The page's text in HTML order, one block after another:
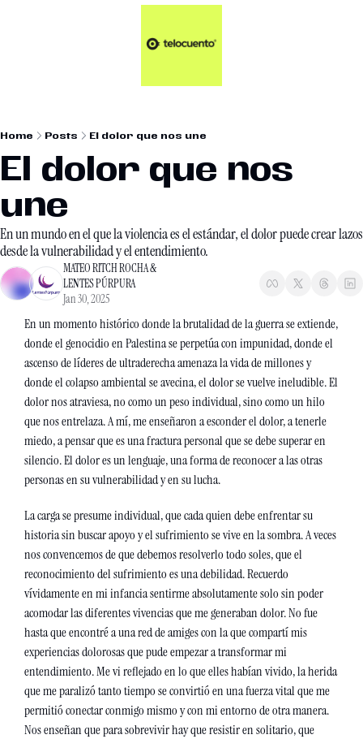
Artículos 📑
Plus 💎
Entretenimiento🥤
Home Posts El dolor que nos une
El dolor que nos
une
En un mundo en el que la violencia es el estándar, el dolor puede crear lazos
desde la vulnerabilidad y el entendimiento.
MATEO RITCH ROCHA
LENTES PÚRPURA
Jan 30, 2025
En un momento histórico donde la brutalidad de la guerra se extiende,
donde el genocidio en Palestina se perpetúa con impunidad, donde el
ascenso de líderes de ultraderecha amenaza la vida de millones y
donde el colapso ambiental se avecina, el dolor se vuelve ineludible. El
dolor nos atraviesa, no como un peso individual, sino como un hilo
que nos entrelaza. A mí, me enseñaron a esconder el dolor, a tenerle
miedo, a pensar que es una fractura personal que se debe superar en
silencio. El dolor es un lenguaje, una forma de reconocer a las otras
personas en su vulnerabilidad y en su lucha.
La carga se presume individual, que cada quien debe enfrentar su
historia sin buscar apoyo y el sufrimiento se vive en la sombra. A veces
nos convencemos de que debemos resolverlo todo soles, que el
reconocimiento del sufrimiento es una debilidad. Recuerdo
vívidamente en mi infancia sentirme absolutamente solo sin poder
acomodar las diferentes vivencias que me generaban dolor. No fue
hasta que encontré a una red de amiges con la que compartí mis
experiencias dolorosas que pude empezar a transformar mi
entendimiento. Me vi reflejado en lo que elles habían vivido, la herida
que me paralizó tanto tiempo se convirtió en una fuerza vital que me
permitió conectar conmigo mismo y con mi entorno de otra manera.
Nos enseñan que para sobrevivir hay que resistir en solitario, que